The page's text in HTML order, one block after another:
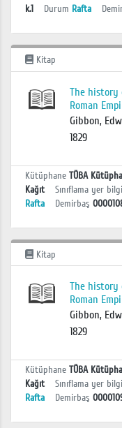
k.1
Durum Rafta
Kitap
The
Roman
Gibbon,
1829
Kütüphane TÜBA
Kağıt
Sınıflama yer
Rafta
Demirbaş
Kitap
The
Roman
Gibbon,
1829
Kütüphane TÜBA
Kağıt
Sınıflama yer
Rafta
Demirbaş